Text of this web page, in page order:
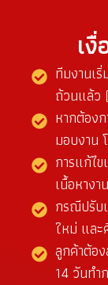
เ
ทีมงานเ
ถ้วนแล้ว
หากต้อง
มอบงาน
การแก้ไ
เนื้อหางา
กรณีปรับ
ใหม่ และ
ลูกค้าต้อ
14 วันทำ